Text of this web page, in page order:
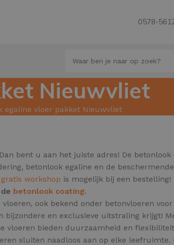
0578-
Nieuwvliet
egaline vloer pakket Nieuwvliet
bent u aan het juiste adres! De betonlook
betonlook egaline en de
gratis workshop is mogelijk bij een bestelling!
betonlook coating.
ook bekend onder betonvloeren
bijzondere en exclusieve uitstraling krijgt!
vloeren bieden duurzaamheid en
sluiten naadloos aan op elke leefruimte.